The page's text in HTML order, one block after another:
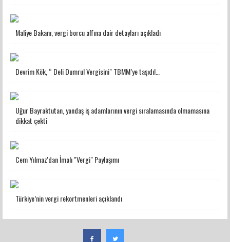
Maliye Bakanı, vergi borcu affına dair detayları açıkladı
Devrim Kök, “ Deli Dumrul Vergisini" TBMM’ye taşıdı!…
Uğur Bayraktutan, yandaş iş adamlarının vergi sıralamasında olmamasına
dikkat çekti
Cem Yılmaz'dan İmalı "Vergi" Paylaşımı
Türkiye’nin vergi rekortmenleri açıklandı